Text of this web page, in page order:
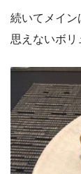
続いてメイン
思えないボリ